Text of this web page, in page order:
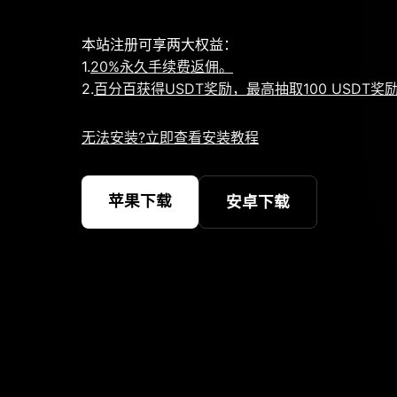
本站注册可享两大权益：
1.20%永久手续费返佣。
2.百分百获得USDT奖励，最高抽取100 USDT奖
无法安装?立即查看安装教程
苹果下载 安卓下载